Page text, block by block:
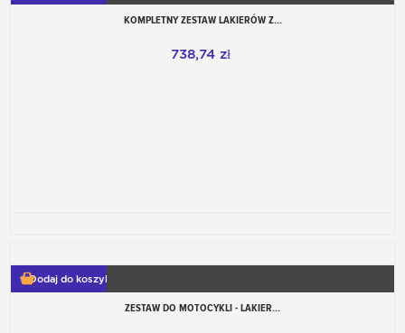
KOMPLETNY ZESTAW LAKIERÓW Z...
738,74 zł
Dodaj do koszyka
ZESTAW DO MOTOCYKLI - LAKIER...